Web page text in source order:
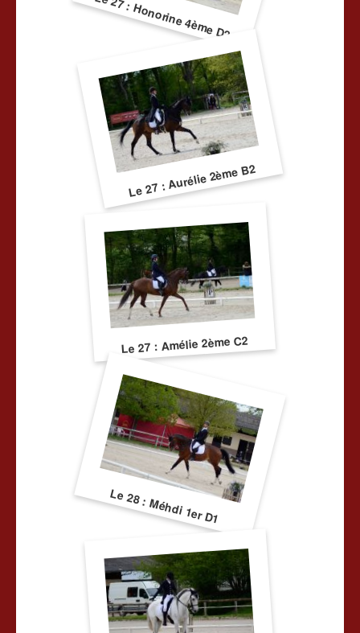
Le 27 : Honorine 4ème D2
Le 27 : Aurélie 2ème B2
Le 27 : Amélie 2ème C2
Le 28 : Méhdi 1er D1